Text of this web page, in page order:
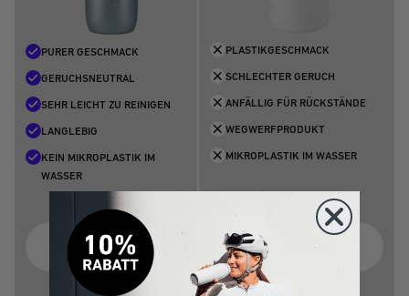
PURER GESCHMACK
GERUCHSNEUTRAL
SEHR LEICHT ZU REINIGEN
LANGLEBIG
KEIN MIKROPLASTIK IM
WASSER
PLASTIKGESCHMACK
SCHLECHTER GERUCH
ANFÄLLIG FÜR RÜCKSTÄNDE
WEGWERFPRODUKT
MIKROPLASTIK IM WASSER
Das Problem mit Plastikflaschen